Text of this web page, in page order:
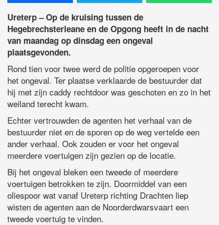
Ureterp – Op de kruising tussen de
Hegebrechsterleane en de Opgong heeft in de nacht
van maandag op dinsdag een ongeval
plaatsgevonden.
Rond tien voor twee werd de politie opgeroepen voor
het ongeval. Ter plaatse verklaarde de bestuurder dat
hij met zijn caddy rechtdoor was geschoten en zo in het
weiland terecht kwam.
Echter vertrouwden de agenten het verhaal van de
bestuurder niet en de sporen op de weg vertelde een
ander verhaal. Ook zouden er voor het ongeval
meerdere voertuigen zijn gezien op de locatie.
Bij het ongeval bleken een tweede of meerdere
voertuigen betrokken te zijn. Doormiddel van een
oliespoor wat vanaf Ureterp richting Drachten liep
wisten de agenten aan de Noorderdwarsvaart een
tweede voertuig te vinden.